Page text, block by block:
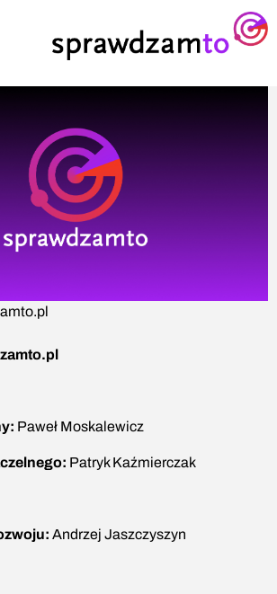
Paweł Moskalewicz
Patryk Kaźmierczak
Andrzej Jaszczyszyn